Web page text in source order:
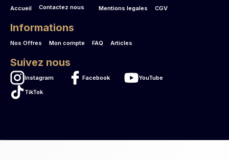
Accueil Contactez nous Mentions legales CGV
Informations
Nos Offres Mon compte FAQ Articles
Suivez nous
Instagram Facebook
YouTube
TikTok